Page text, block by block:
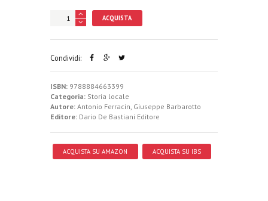
ACQUISTA
Condividi:
ISBN: 9788884663399
Categoria: Storia locale
Autore: Antonio Ferracin Giuseppe Barbarotto
Editore: Dario De Bastiani Editore
ACQUISTA SU AMAZON ACQUISTA SU IBS